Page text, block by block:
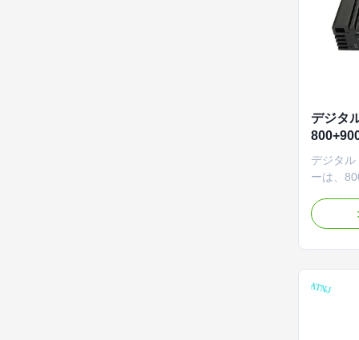
デジタ
調整可
デジタ
ーは、
の帯域幅
65±3dB/
スプレ